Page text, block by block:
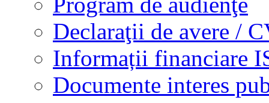
Declaraţii de avere /
Informații financiare
Documente interes